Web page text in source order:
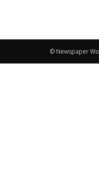
© Newspaper